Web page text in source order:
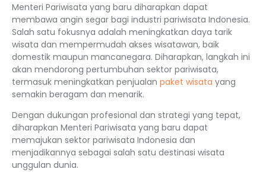
Menteri Pariwisata yang baru diharapkan dapat
membawa angin segar bagi industri pariwisata Indonesia.
Salah satu fokusnya adalah meningkatkan daya tarik
wisata dan mempermudah akses wisatawan, baik
domestik maupun mancanegara. Diharapkan, langkah ini
akan mendorong pertumbuhan sektor pariwisata,
termasuk meningkatkan penjualan paket wisata yang
semakin beragam dan menarik.
Dengan dukungan profesional dan strategi yang tepat,
diharapkan Menteri Pariwisata yang baru dapat
memajukan sektor pariwisata Indonesia dan
menjadikannya sebagai salah satu destinasi wisata
unggulan dunia.